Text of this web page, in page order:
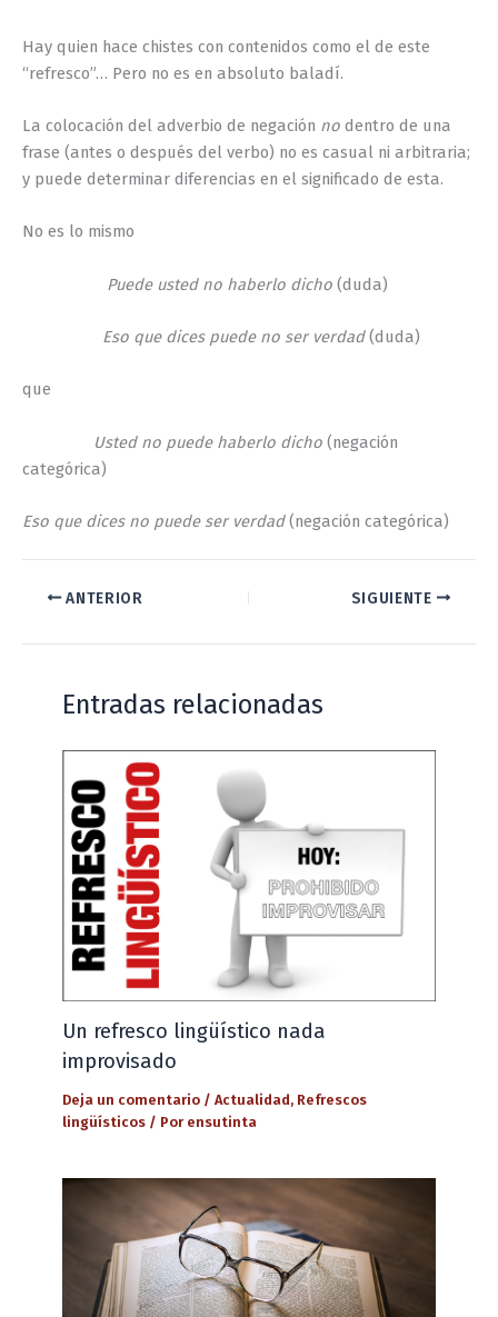
Hay quien hace chistes con contenidos como el de este
“refresco”… Pero no es en absoluto baladí.
La colocación del adverbio de negación no dentro de una
frase (antes o después del verbo) no es casual ni arbitraria;
y puede determinar diferencias en el significado de esta.
No es lo mismo
Puede usted no haberlo dicho (duda)
Eso que dices puede no ser verdad(duda)
que
Usted no puede haberlo dicho (negación
categórica)
Eso que dices no puede ser verdad(negación categórica)
ANTERIOR SIGUIENTE
Entradas relacionadas
Un refresco lingüístico nada
improvisado
Deja un comentario /Actualidad, Refrescos
lingüísticos / Por ensutinta